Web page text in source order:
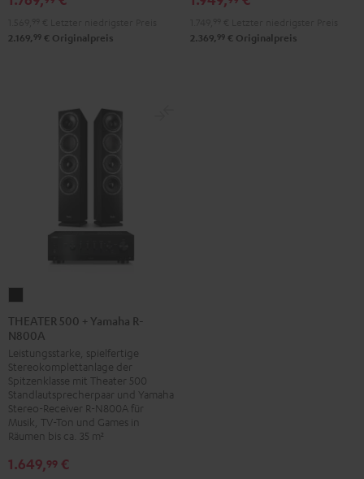
DUAL
2.169, 99 € Originalpreis
Pro-
2.369, 99 € Originalpreis
500
+
Yamaha
R-
N800A
Schwarz
THEATER 500 + Yamaha R-
N800A
Leistungsstarke, spielfertige
Stereokomplettanlage der
Spitzenklasse mit Theater 500
Standlautsprecherpaar und Yamaha
Stereo-Receiver R-N800A für
Musik, TV-Ton und Games in
Räumen bis ca. 35 m²
1.649,99 €